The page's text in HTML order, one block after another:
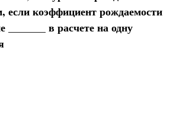
если коэффициент рождаемости
в расчете на одну